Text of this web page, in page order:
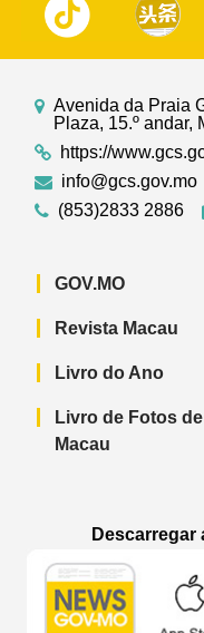
Avenida da Praia
Plaza, 15.º andar,
https://
info@gcs.gov.mo
(853)2833 2886
GOV.MO
Revista Macau
Livro do Ano
Livro de Fotos de
Macau
Descarregar